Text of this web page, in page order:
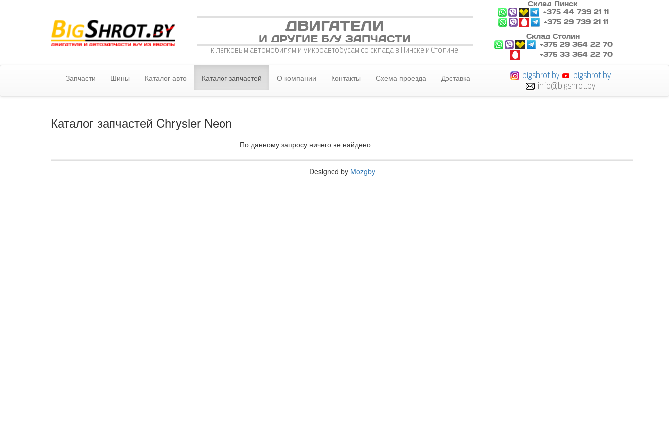
ДВИГАТЕЛИ
И ДРУГИЕ Б/У ЗАПЧАСТИ
к легковым автомобилям и микроавтобусам со склада в Пинске и Столине
Склад Пинск
+375 44 739 21 11
+375 29 739 21 11
Склад Столин
+375 29 364 22 70
+375 33 364 22 70
Запчасти Шины Каталог авто Каталог запчастей О компании Контакты Схема проезда Доставка bigshrot.by
bigshrot.by
info@bigshrot.by
Каталог запчастей Chrysler Neon
По данному запросу ничего не найдено
Designed by Mozgby